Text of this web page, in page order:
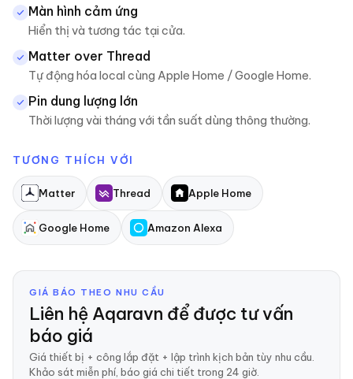
Màn hình cảm ứng
Hiển thị và tương tác tại cửa.
Matter over Thread
Tự động hóa local cùng Apple Home / Google Home.
Pin dung lượng lớn
Thời lượng vài tháng với tần suất dùng thông thường.
TƯƠNG THÍCH VỚI
Matter Thread Apple Home
Google Home Amazon Alexa
GIÁ BÁO THEO NHU CẦU
Liên hệ Aqaravn để được tư vấn
báo giá
Giá thiết bị + công lắp đặt + lập trình kịch bản tùy nhu cầu.
Khảo sát miễn phí, báo giá chi tiết trong 24 giờ.